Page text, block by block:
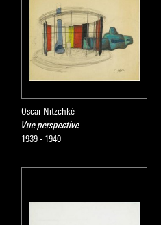
Oscar Nitzchké
Vue perspective
1939 - 1940